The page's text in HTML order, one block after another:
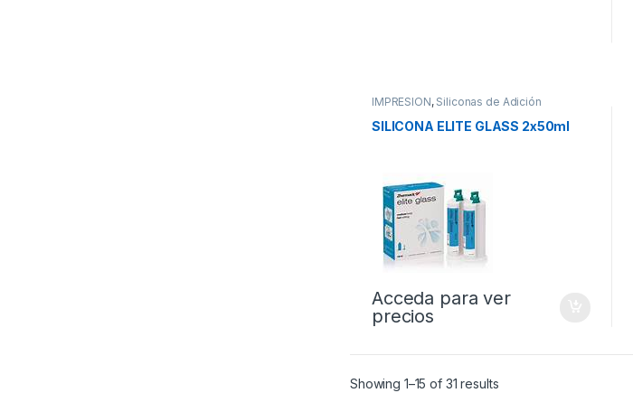
IMPRESION, Siliconas de Adición
SILICONA ELITE GLASS 2x50ml
Acceda para ver
precios
Showing 1–15 of 31 results